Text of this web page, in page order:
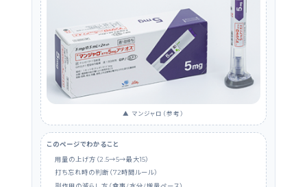
▲ マンジャロ（参考）
このページでわかること
用量の上げ方（2.5→5→最大15）
打ち忘れ時の判断（72時間ルール）